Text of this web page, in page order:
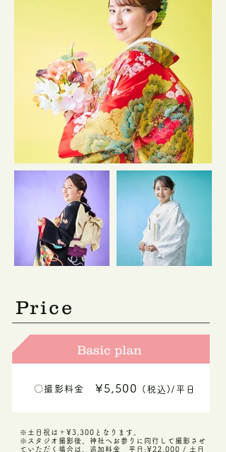
​Price
Basic plan
〇撮影料金 ¥5,500 (税込)/平日
※土日祝は＋¥3,300となります。
※スタジオ撮影後、神社へお参りに同行して撮影させ
ていただく場合は、追加料金​ 平日:¥22,000 / 土日